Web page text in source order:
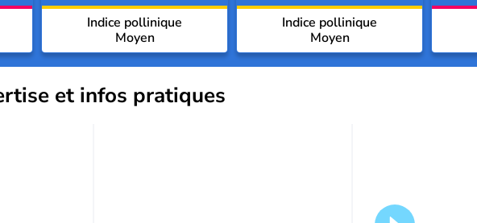
Indice pollinique
Moyen
Indice pollinique
Moyen
et infos pratiques